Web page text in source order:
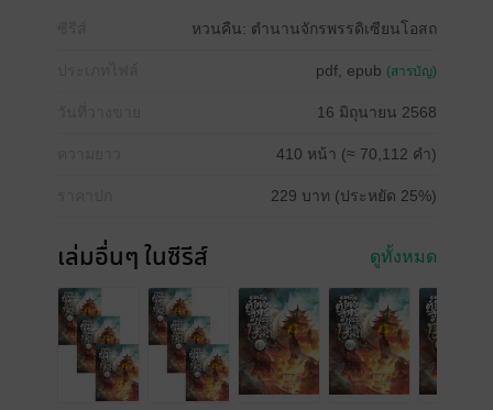
หวนคืน: ตำนานจักรพรรดิเซียนโอสถ
pdf, epub (สารบัญ)
16 มิถุนายน 2568
410 หน้า (≈ 70,112 คำ)
229 บาท (ประหยัด 25%)
เล่มอื่นๆ ในซีรีส์ ดูทั้งหมด